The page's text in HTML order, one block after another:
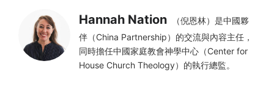
Hannah Nation
（倪恩林）是中國夥
伴（China Partnership）的交流與內容主任，
同時擔任中國家庭教會神學中心（Center for
House Church Theology）的執行總監。